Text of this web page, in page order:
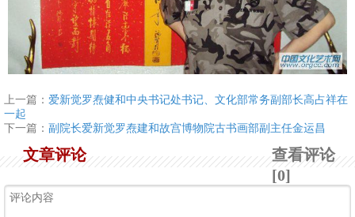
上一篇： 爱新觉罗焘健和中央书记处书记、文化部常务副部长高占祥在
一起
下一篇： 副院长爱新觉罗焘建和故宫博物院古书画部副主任金运昌
查看评论
[0]
文章评论